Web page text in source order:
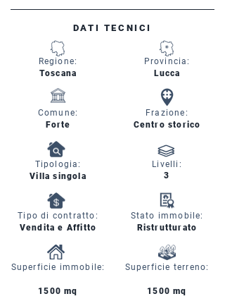
DATI TECNICI
Regione:
Toscana
Lucca
Provincia:
Comune:
Forte
Frazione:
Centro storico
Tipologia:
Villa singola
Tipo di contratto:
Vendita e Affitto
Livelli:
3
Stato immobile:
Ristrutturato
Superficie immobile: Superficie terreno:
1500 mq 1500 mq